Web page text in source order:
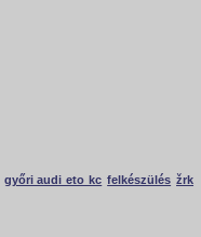
győri audi eto kc felkészülés žrk